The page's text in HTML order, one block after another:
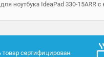
ноутбука IdeaPad 330-15ARR
товар сертифицирован